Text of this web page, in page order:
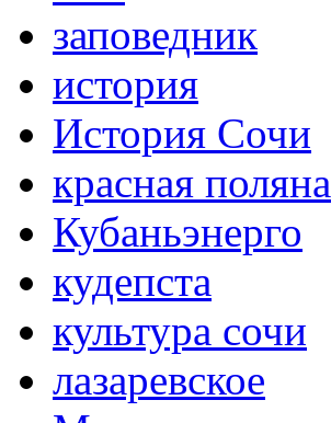
заповедник
история
История Сочи
красная поляна
Кубаньэнерго
кудепста
культура сочи
лазаревское